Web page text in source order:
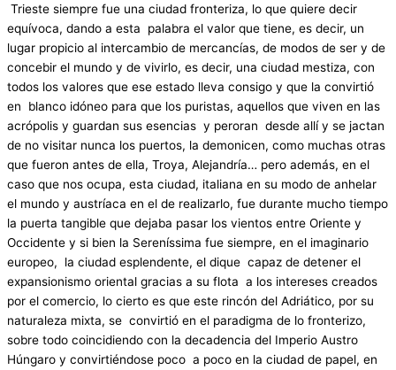
Trieste siempre fue una ciudad fronteriza, lo que quiere decir
equívoca, dando a esta palabra el valor que tiene, es decir, un
lugar propicio al intercambio de mercancías, de modos de ser y de
concebir el mundo y de vivirlo, es decir, una ciudad mestiza, con
todos los valores que ese estado lleva consigo y que la convirtió
en blanco idóneo para que los puristas, aquellos que viven en las
acrópolis y guardan sus esencias y peroran desde allí y se jactan
de no visitar nunca los puertos, la demonicen, como muchas otras
que fueron antes de ella, Troya, Alejandría… pero además, en el
caso que nos ocupa, esta ciudad, italiana en su modo de anhelar
el mundo y austríaca en el de realizarlo, fue durante mucho tiempo
la puerta tangible que dejaba pasar los vientos entre Oriente y
Occidente y si bien la Sereníssima fue siempre, en el imaginario
europeo, la ciudad esplendente, el dique capaz de detener el
expansionismo oriental gracias a su flota a los intereses creados
por el comercio, lo cierto es que este rincón del Adriático, por su
naturaleza mixta, se convirtió en el paradigma de lo fronterizo,
sobre todo coincidiendo con la decadencia del Imperio Austro
Húngaro y convirtiéndose poco a poco en la ciudad de papel, en